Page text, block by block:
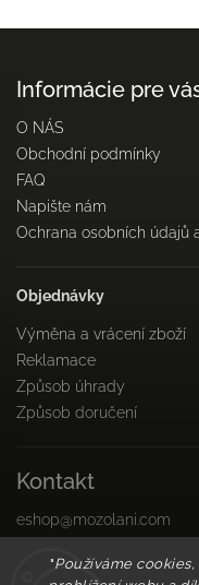
"Používáme
Informácie pre
O NÁS
Obchodní podmínky
FAQ
Napište nám
Ochrana osobních údajů
Objednávky
Výměna a vrácení zboží
Reklamace
Způsob úhrady
Způsob doručení
Kontakt
eshop@mozolani.com
PO-PIA 8:00 do 16:00